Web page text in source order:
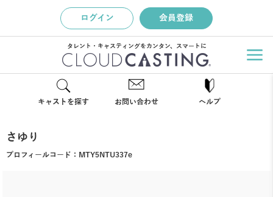
ログイン 会員登録
タレント・キャスティングをカンタン、スマートに
キャストを探す お問い合わせ ヘルプ
さゆり
プロフィールコード： MTY5NTU337e